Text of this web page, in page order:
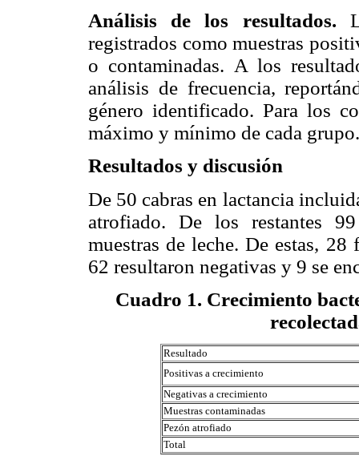
Análisis de los resultados.
registrados como muestras
o contaminadas. A los
análisis de frecuencia,
género identificado. Para los
máximo y mínimo de cada grupo.
Resultados y discusión
De 50 cabras en lactancia
atrofiado. De los restantes
muestras de leche. De estas,
62 resultaron negativas y 9 se
Cuadro 1. Crecimiento
Resultado
Positivas a crecimiento
Negativas a crecimiento
Muestras contaminadas
Pezón atrofiado
Total